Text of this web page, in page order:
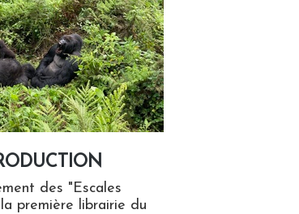
des "Escales
première librairie du